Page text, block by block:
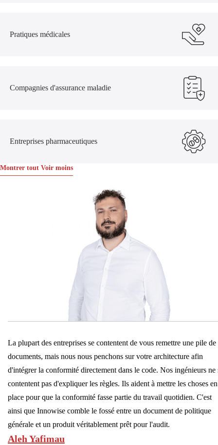
Pratiques médicales
Compagnies d'assurance maladie
Entreprises pharmaceutiques
Montrer tout Voir moins
La plupart des entreprises se contentent de vous remettre une pile de
documents, mais nous nous penchons sur votre architecture afin
d'intégrer la conformité directement dans le code. Nos ingénieurs ne
contentent pas d'expliquer les règles. Ils aident à mettre les choses en
place pour que la conformité fasse partie du travail quotidien. C'est
ainsi que Innowise comble le fossé entre un document de politique
générale et un produit véritablement prêt pour l'audit.
Aleh Yafimau